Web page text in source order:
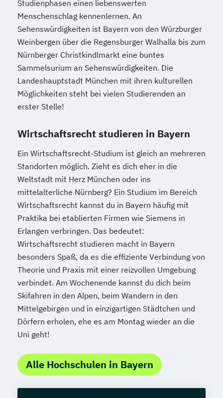
Studienphasen einen liebenswerten
Menschenschlag kennenlernen. An
Sehenswürdigkeiten ist Bayern von den Würzburger
Weinbergen über die Regensburger Walhalla bis zum
Nürnberger Christkindlmarkt eine buntes
Sammelsurium an Sehenswürdigkeiten. Die
Landeshauptstadt München mit ihren kulturellen
Möglichkeiten steht bei vielen Studierenden an
erster Stelle!
Wirtschaftsrecht studieren in Bayern
Ein Wirtschaftsrecht-Studium ist gleich an mehreren
Standorten möglich. Zieht es dich eher in die
Weltstadt mit Herz München oder ins
mittelalterliche Nürnberg? Ein Studium im Bereich
Wirtschaftsrecht kannst du in Bayern häufig mit
Praktika bei etablierten Firmen wie Siemens in
Erlangen verbringen. Das bedeutet:
Wirtschaftsrecht studieren macht in Bayern
besonders Spaß, da es die effiziente Verbindung von
Theorie und Praxis mit einer reizvollen Umgebung
verbindet. Am Wochenende kannst du dich beim
Skifahren in den Alpen, beim Wandern in den
Mittelgebirgen und in einzigartigen Städtchen und
Dörfern erholen, ehe es am Montag wieder an die
Uni geht!
Alle Hochschulen in Bayern